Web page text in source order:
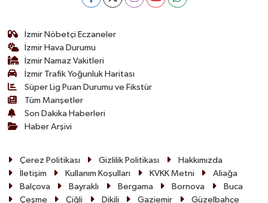
İzmir Nöbetçi Eczaneler
İzmir Hava Durumu
İzmir Namaz Vakitleri
İzmir Trafik Yoğunluk Haritası
Süper Lig Puan Durumu ve Fikstür
Tüm Manşetler
Son Dakika Haberleri
Haber Arşivi
Çerez Politikası Gizlilik Politikası
Hakkımızda
İletişim
Kullanım Koşulları KVKK Metni
Aliağa
Balçova
Bayraklı Bergama Bornova
Buca
Çeşme
Çiğli Dikili Gaziemir Güzelbahçe